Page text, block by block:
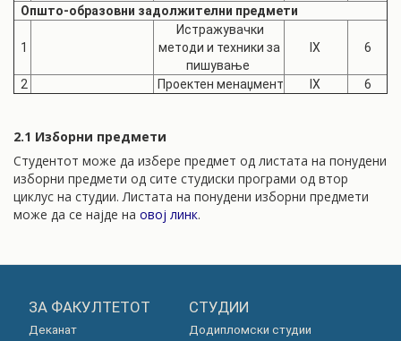
Општо-образовни задолжителни предмети
1
Истражувачки
методи и техники за
пишување
IX 6
2 Проектен менаџмент IX 6
2.1 Изборни предмети
Студентот може да избере предмет од листата на понудени
изборни предмети од сите студиски програми од втор
циклус на студии. Листата на понудени изборни предмети
може да се најде на овој линк.
ЗА ФАКУЛТЕТОТ
Деканат
СТУДИИ
Додипломски студии